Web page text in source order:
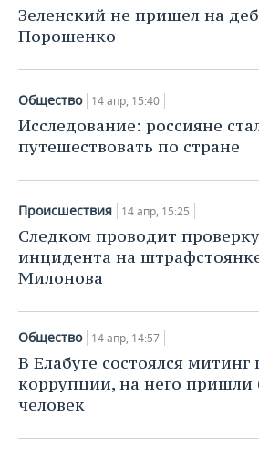
Зеленский не пришел на
Порошенко
Общество 14 апр, 15:40
Исследование: россияне
путешествовать по стране
Происшествия 14 апр, 15:25
Следком проводит
инцидента на
Милонова
Общество 14 апр, 14:57
В Елабуге состоялся митинг
коррупции, на него пришли
человек